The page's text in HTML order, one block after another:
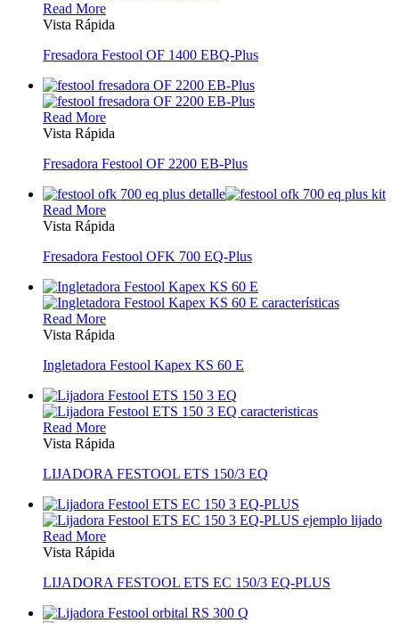
Read More
Vista Rápida
Fresadora Festool OF 1400 EBQ-Plus
Read More
Vista Rápida
Fresadora Festool OF 2200 EB-Plus
Read More
Vista Rápida
Fresadora Festool OFK 700 EQ-Plus
Read More
Vista Rápida
Ingletadora Festool Kapex KS 60 E
Read More
Vista Rápida
LIJADORA FESTOOL ETS 150/3 EQ
Read More
Vista Rápida
LIJADORA FESTOOL ETS EC 150/3 EQ-PLUS